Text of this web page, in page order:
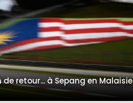
de retour... à Sepang en Malaisie